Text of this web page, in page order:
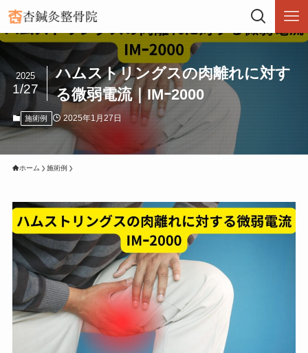
ハムストリングスの肉離れに対す
る微弱電流｜IMｰ2000
2025
1/27
施術例 2025年1月27日
ホーム 施術例